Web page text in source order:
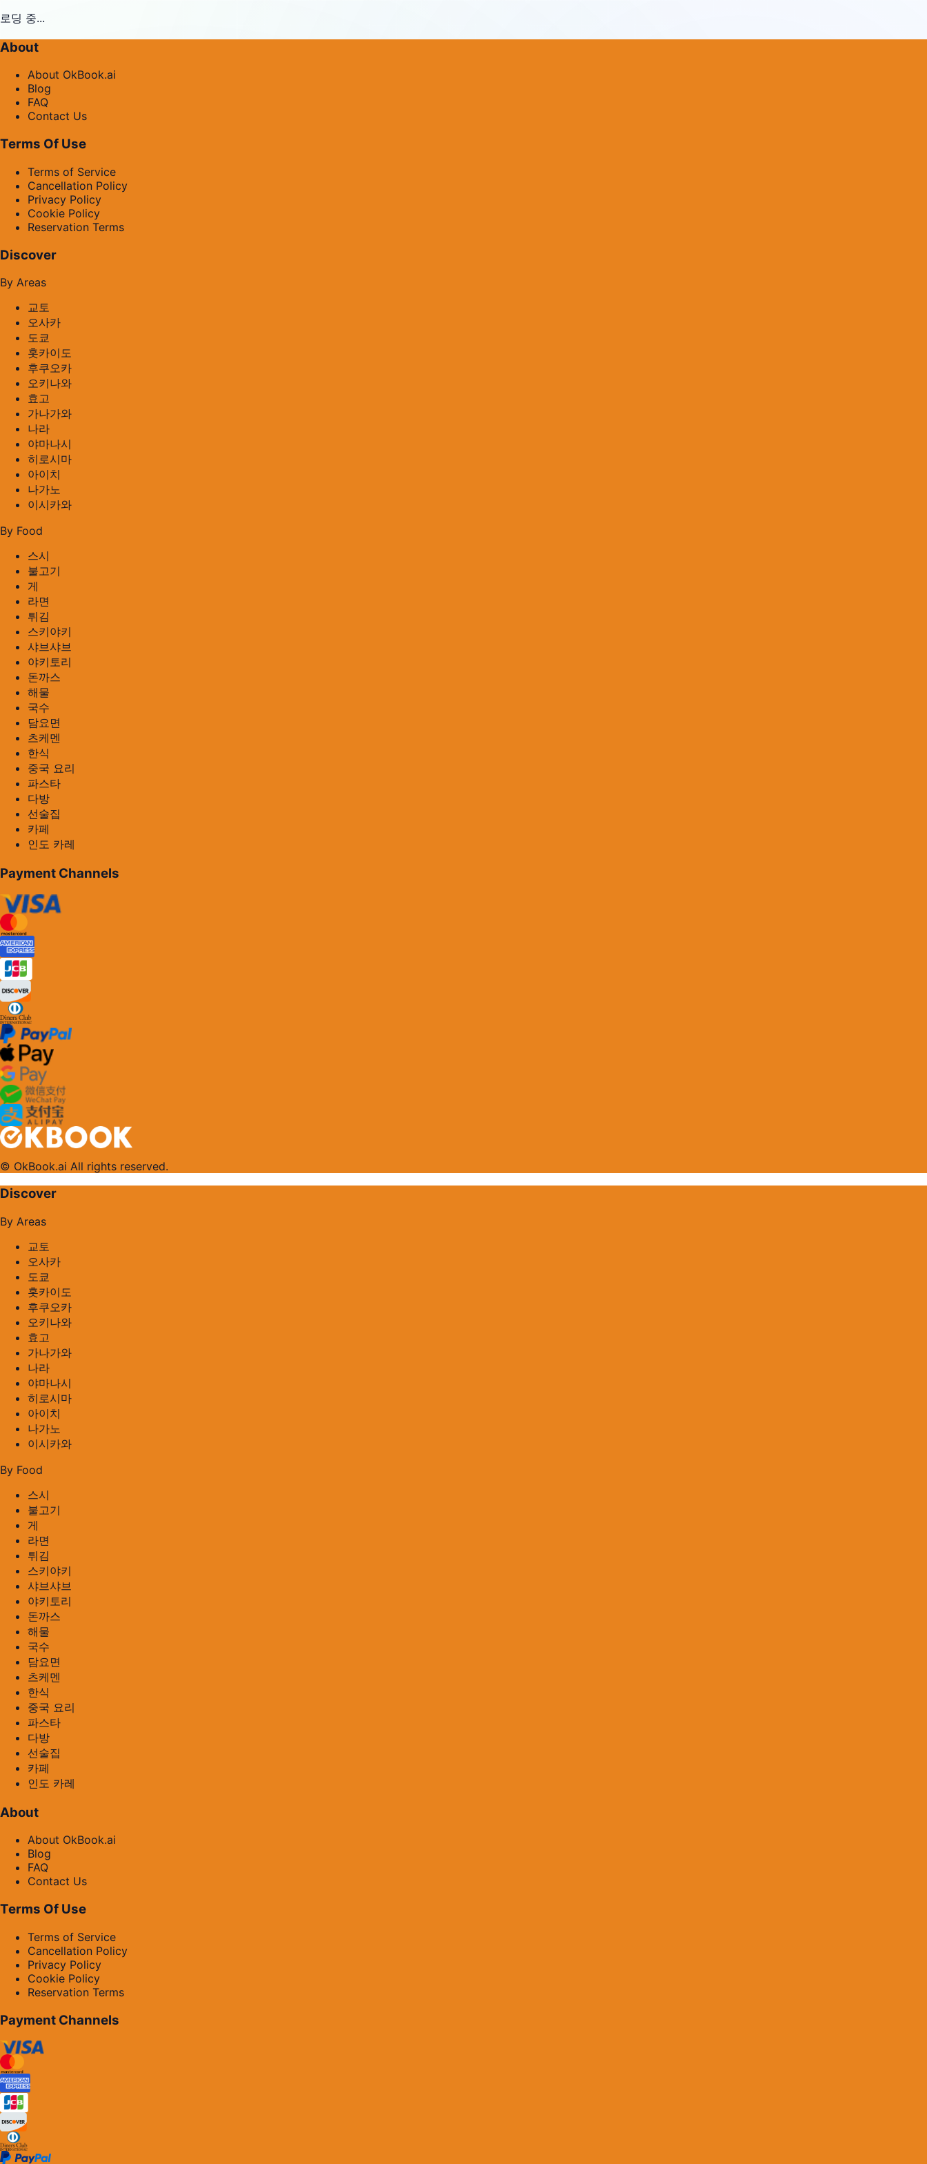
로딩 중...
About
About OkBook.ai
Blog
FAQ
Contact Us
Terms Of Use
Terms of Service
Cancellation Policy
Privacy Policy
Cookie Policy
Reservation Terms
Discover
By Areas
교토
오사카
도쿄
홋카이도
후쿠오카
오키나와
효고
가나가와
나라
야마나시
히로시마
아이치
나가노
이시카와
By Food
스시
불고기
게
라면
튀김
스키야키
샤브샤브
야키토리
돈까스
해물
국수
담요면
츠케멘
한식
중국 요리
파스타
다방
선술집
카페
인도 카레
Payment Channels
© OkBook.ai All rights reserved.
Discover
By Areas
교토
오사카
도쿄
홋카이도
후쿠오카
오키나와
효고
가나가와
나라
야마나시
히로시마
아이치
나가노
이시카와
By Food
스시
불고기
게
라면
튀김
스키야키
샤브샤브
야키토리
돈까스
해물
국수
담요면
츠케멘
한식
중국 요리
파스타
다방
선술집
카페
인도 카레
About
About OkBook.ai
Blog
FAQ
Contact Us
Terms Of Use
Terms of Service
Cancellation Policy
Privacy Policy
Cookie Policy
Reservation Terms
Payment Channels